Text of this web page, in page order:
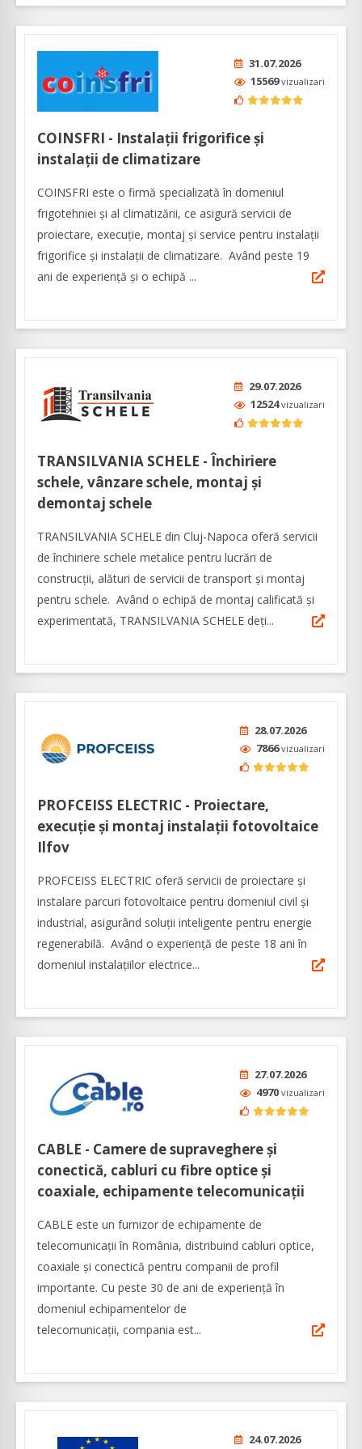
31.07.2026
15569vizualizari
COINSFRI - Instalații frigorifice și
instalații de climatizare
COINSFRI este o firmă specializată în domeniul
frigotehniei și al climatizării, ce asigură servicii de
proiectare, execuție, montaj și service pentru instalații
frigorifice și instalații de climatizare. Având peste 19
ani de experiență și o echipă ...
29.07.2026
12524vizualizari
TRANSILVANIA SCHELE - Închiriere
schele, vânzare schele, montaj și
demontaj schele
TRANSILVANIA SCHELE din Cluj-Napoca oferă servicii
de închiriere schele metalice pentru lucrări de
construcții, alături de servicii de transport și montaj
pentru schele. Având o echipă de montaj calificată și
experimentată, TRANSILVANIA SCHELE deți...
28.07.2026
7866vizualizari
PROFCEISS ELECTRIC - Proiectare,
execuție și montaj instalații fotovoltaice
Ilfov
PROFCEISS ELECTRIC oferă servicii de proiectare și
instalare parcuri fotovoltaice pentru domeniul civil și
industrial, asigurând soluții inteligente pentru energie
regenerabilă. Având o experiență de peste 18 ani în
domeniul instalațiilor electrice...
27.07.2026
4970 vizualizari
CABLE - Camere de supraveghere și
conectică, cabluri cu fibre optice şi
coaxiale, echipamente telecomunicații
CABLE este un furnizor de echipamente de
telecomunicații în România, distribuind cabluri optice,
coaxiale şi conectică pentru companii de profil
importante. Cu peste 30 de ani de experiență în
domeniul echipamentelor de
telecomunicaţii, compania est...
24.07.2026